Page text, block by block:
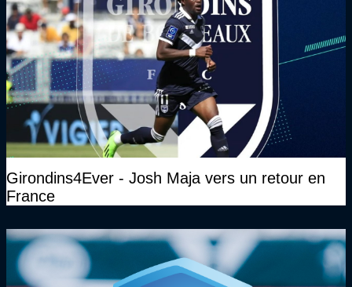
Girondins4Ever - Josh Maja vers un retour en
France